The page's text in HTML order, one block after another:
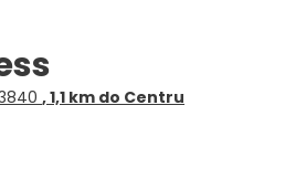
, 1,1 km do Centru